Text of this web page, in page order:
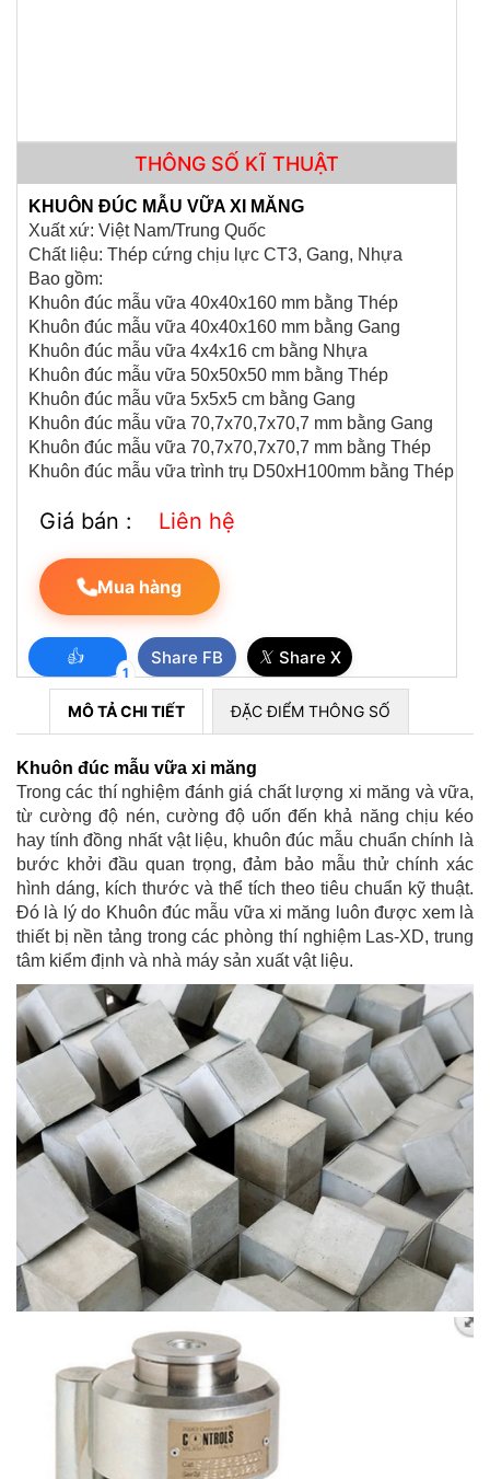
MÁY SIÊU ÂM CỌC KHOAN NHỒI RSM-SY6(C)
CỐI CHÀY ĐỒNG
PHÁP BAUER
BỘ XUYÊN ĐỘNG DCP HIỆN TRƯỜNG
CHỐT ĐO CO NGÓT BÊ TÔNG BẰNG INOX
THÔNG SỐ KĨ THUẬT
KHUÔN ĐÚC MẪU VỮA XI MĂNG
Xuất xứ: Việt Nam/Trung Quốc
Chất liệu: Thép cứng chịu lực CT3, Gang, Nhựa
Bao gồm:
Khuôn đúc mẫu vữa 40x40x160 mm bằng Thép
Khuôn đúc mẫu vữa 40x40x160 mm bằng Gang
Khuôn đúc mẫu vữa 4x4x16 cm bằng Nhựa
Khuôn đúc mẫu vữa 50x50x50 mm bằng Thép
Khuôn đúc mẫu vữa 5x5x5 cm bằng Gang
Khuôn đúc mẫu vữa 70,7x70,7x70,7 mm bằng Gang
Khuôn đúc mẫu vữa 70,7x70,7x70,7 mm bằng Thép
Khuôn đúc mẫu vữa trình trụ D50xH100mm bằng Thép
Giá bán : Liên hệ
Mua hàng
👍
1
Share FB 𝕏 Share X
MÔ TẢ CHI TIẾT ĐẶC ĐIỂM THÔNG SỐ
Khuôn đúc mẫu vữa xi măng
Trong các thí nghiệm đánh giá chất lượng xi măng và vữa,
từ cường độ nén, cường độ uốn đến khả năng chịu kéo
hay tính đồng nhất vật liệu, khuôn đúc mẫu chuẩn chính là
bước khởi đầu quan trọng, đảm bảo mẫu thử chính xác
hình dáng, kích thước và thể tích theo tiêu chuẩn kỹ thuật.
Đó là lý do Khuôn đúc mẫu vữa xi măng luôn được xem là
thiết bị nền tảng trong các phòng thí nghiệm Las-XD, trung
tâm kiểm định và nhà máy sản xuất vật liệu.